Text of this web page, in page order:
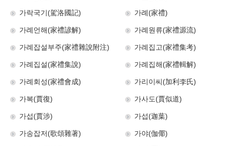
가락국기(駕洛國記) 가례(家禮)
가례언해(家禮諺解) 가례원류(家禮源流)
가례잡설부주(家禮雜說附注) 가례집고(家禮集考)
가례집설(家禮集說) 가례집해(家禮輯解)
가례회성(家禮會成) 가리이씨(加利李氏)
가복(賈復) 가사도(賈似道)
가섭(賈涉) 가섭(迦葉)
가송잡저(歌頌雜著) 가야(伽倻)